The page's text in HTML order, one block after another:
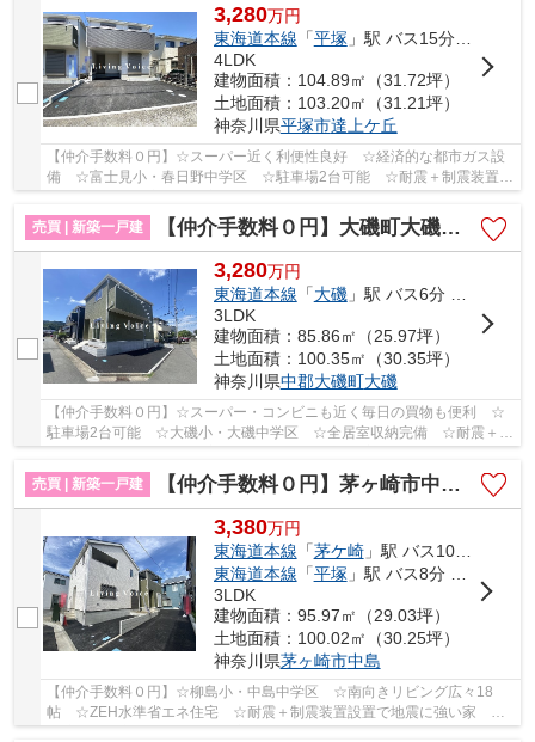
3,280万円
東海道本線 「平塚 」駅 バス15分 「向原（平塚市）」 停歩3分
4LDK
建物面積：104.89㎡（31.72坪）
土地面積：103.20㎡（31.21坪）
神奈川県平塚市達上ケ丘
【仲介手数料０円】☆スーパー近く利便性良好 ☆経済的な都市ガス設
備 ☆富士見小・春日野中学区 ☆駐車場2台可能 ☆耐震＋制震装置設
置で地震に強い家 ☆住宅性能評価取得物件♪ 【平塚...
売買 | 新築一戸建
【仲介手数料０円】大磯町大磯第5 新築一戸建て 2号棟 全2棟
3,280万円
東海道本線 「大磯」駅 バス6分 「長者町芦添」 停歩3分
3LDK
建物面積：85.86㎡（25.97坪）
土地面積：100.35㎡（30.35坪）
神奈川県中郡大磯町大磯
【仲介手数料０円】☆スーパー・コンビニも近く毎日の買物も便利 ☆
駐車場2台可能 ☆大磯小・大磯中学区 ☆全居室収納完備 ☆耐震＋制
売買 | 新築一戸建
【仲介手数料０円】茅ヶ崎市中島第14 新築一戸建て 全2棟
3,380万円
東海道本線 「茅ケ崎」駅 バス10分 「新田入口（神奈川県）」 停歩5分
東海道本線 「平塚」駅 バス8分 「新田入口（神奈川県）」 停歩6分
3LDK
建物面積：95.97㎡（29.03坪）
土地面積：100.02㎡（30.25坪）
神奈川県茅ヶ崎市中島
【仲介手数料０円】☆柳島小・中島中学区 ☆南向きリビング広々18
帖 ☆ZEH水準省エネ住宅 ☆耐震＋制震装置設置で地震に強い家 ☆